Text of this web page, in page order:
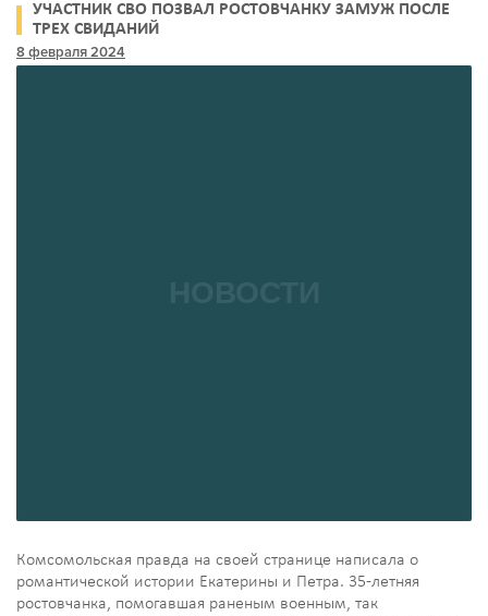
УЧАСТНИК СВО ПОЗВАЛ РОСТОВЧАНКУ ЗАМУЖ ПОСЛЕ
ТРЕХ СВИДАНИЙ
8 февраля 2024
Комсомольская правда на своей странице написала о
романтической истории Екатерины и Петра. 35-летняя
ростовчанка, помогавшая раненым военным, так